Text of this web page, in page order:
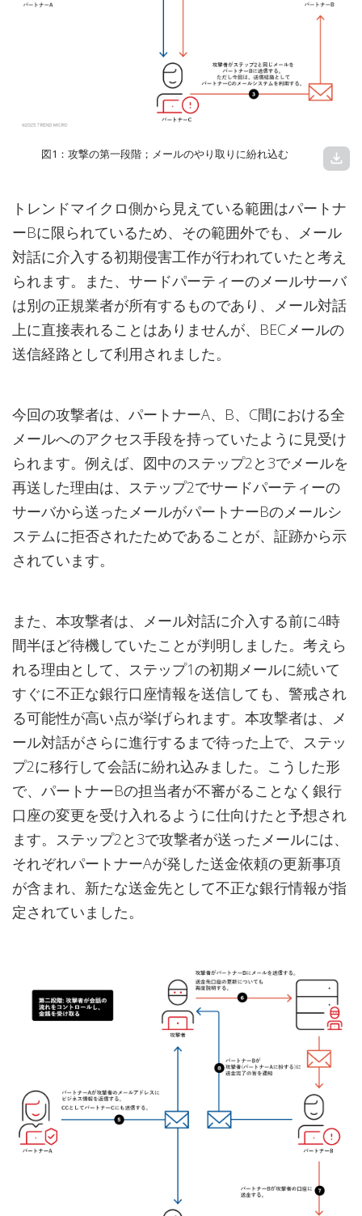
図1：攻撃の第一段階；メールのやり取りに紛れ込む download
トレンドマイクロ側から見えている範囲はパートナ
ーBに限られているため、その範囲外でも、メール
対話に介入する初期侵害工作が行われていたと考え
られます。また、サードパーティーのメールサーバ
は別の正規業者が所有するものであり、メール対話
上に直接表れることはありませんが、BECメールの
送信経路として利用されました。
今回の攻撃者は、パートナーA、B、C間における全
メールへのアクセス手段を持っていたように見受け
られます。例えば、図中のステップ2と3でメールを
再送した理由は、ステップ2でサードパーティーの
サーバから送ったメールがパートナーBのメールシ
ステムに拒否されたためであることが、証跡から示
されています。
また、本攻撃者は、メール対話に介入する前に4時
間半ほど待機していたことが判明しました。考えら
れる理由として、ステップ1の初期メールに続いて
すぐに不正な銀行口座情報を送信しても、警戒され
る可能性が高い点が挙げられます。本攻撃者は、メ
ール対話がさらに進行するまで待った上で、ステッ
プ2に移行して会話に紛れ込みました。こうした形
で、パートナーBの担当者が不審がることなく銀行
口座の変更を受け入れるように仕向けたと予想され
ます。ステップ2と3で攻撃者が送ったメールには、
それぞれパートナーAが発した送金依頼の更新事項
が含まれ、新たな送金先として不正な銀行情報が指
定されていました。